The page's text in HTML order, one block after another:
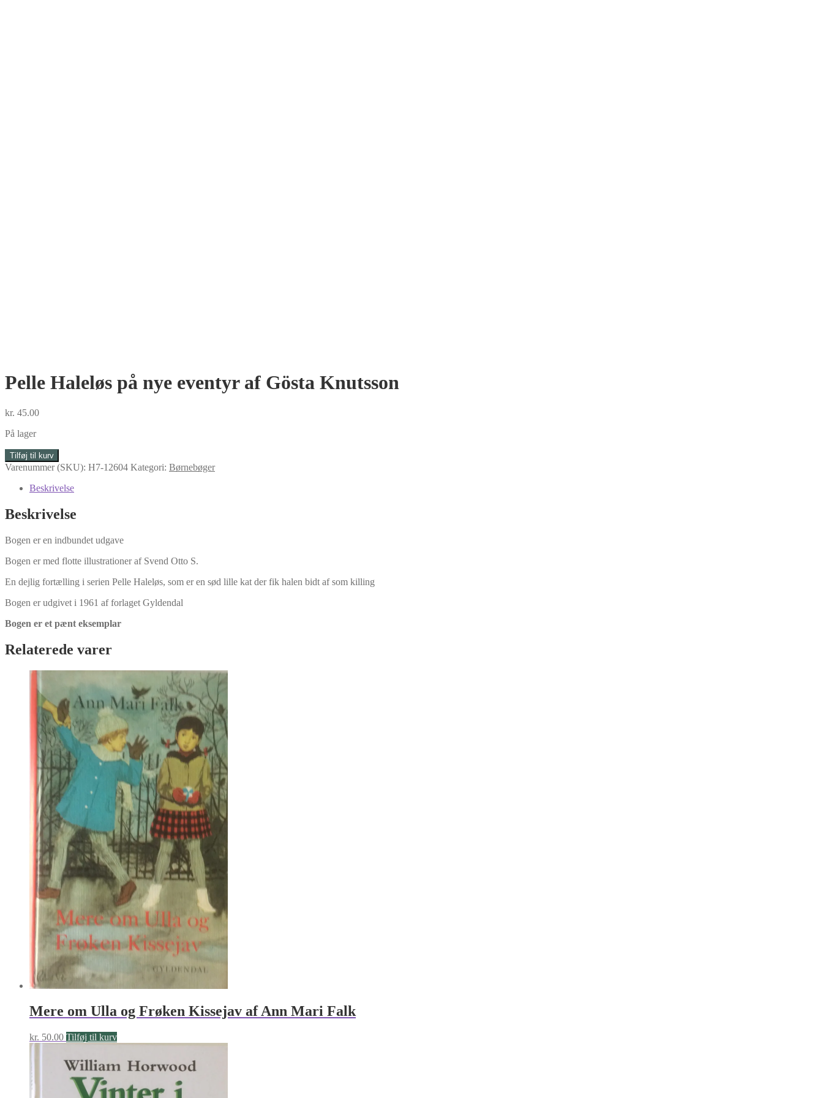
Pelle Haleløs på nye eventyr af Gösta Knutsson
kr. 45.00
På lager
Pelle
Haleløs
af
Gösta
antal
Tilføj til kurv
Varenummer (SKU): H7-12604 Kategori: Børnebøger
Beskrivelse
Beskrivelse
Bogen er en indbundet udgave
Bogen er med flotte illustrationer af Svend Otto S.
En dejlig fortælling i serien Pelle Haleløs, som er en sød lille kat der fik halen bidt af som killing
Bogen er udgivet i 1961 af forlaget Gyldendal
Bogen er et pænt eksemplar
Relaterede varer
Mere om Ulla og Frøken Kissejav af Ann Mari Falk
kr. 50.00 Tilføj til kurv